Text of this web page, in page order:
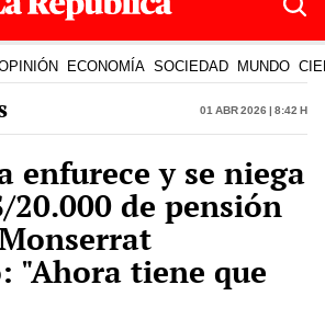
ECONOMÍA SOCIEDAD MUNDO
01 Abr 2026 | 8:42 h
enfurece y se niega
20.000 de pensión
"Ahora tiene que